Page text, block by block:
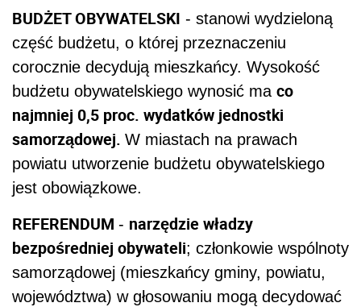
BUDŻET OBYWATELSKI - stanowi wydzieloną
część budżetu, o której przeznaczeniu
corocznie decydują mieszkańcy. Wysokość
budżetu obywatelskiego wynosić ma co
najmniej 0,5 proc. wydatków jednostki
samorządowej. W miastach na prawach
powiatu utworzenie budżetu obywatelskiego
jest obowiązkowe.
REFERENDUM - narzędzie władzy
bezpośredniej obywateli; członkowie wspólnoty
samorządowej (mieszkańcy gminy, powiatu,
województwa) w głosowaniu mogą decydować